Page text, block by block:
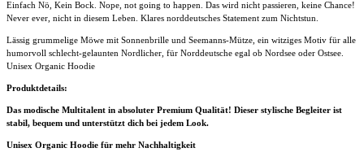
Einfach Nö, Kein Bock. Nope, not going to happen. Das wird nicht passieren, keine Chance!
Never ever, nicht in diesem Leben. Klares norddeutsches Statement zum Nichtstun.
Lässig grummelige Möwe mit Sonnenbrille und Seemanns-Mütze, ein witziges Motiv für alle
humorvoll schlecht-gelaunten Nordlicher, für Norddeutsche egal ob Nordsee oder Ostsee.
Unisex Organic Hoodie
Produktdetails:
Das modische Multitalent in absoluter Premium Qualität! Dieser stylische Begleiter ist
stabil, bequem und unterstützt dich bei jedem Look.
Unisex Organic Hoodie für mehr Nachhaltigkeit